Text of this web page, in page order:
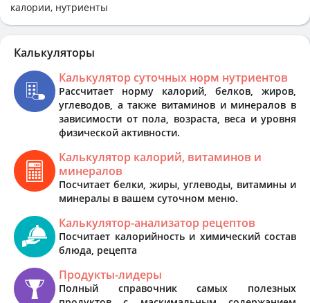
калории, нутриенты
Калькуляторы
Калькулятор суточных норм нутриентов
Рассчитает норму калорий, белков, жиров,
углеводов, а также витаминов и минералов в
зависимости от пола, возраста, веса и уровня
физической активности.
Калькулятор калорий, витаминов и
минералов
Посчитает белки, жиры, углеводы, витамины и
минералы в вашем суточном меню.
Калькулятор-анализатор рецептов
Посчитает калорийность и химический состав
блюда, рецепта
Продукты-лидеры
Полный справочник самых полезных